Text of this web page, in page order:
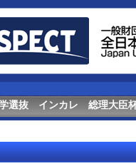
選抜 インカレ 総理大臣